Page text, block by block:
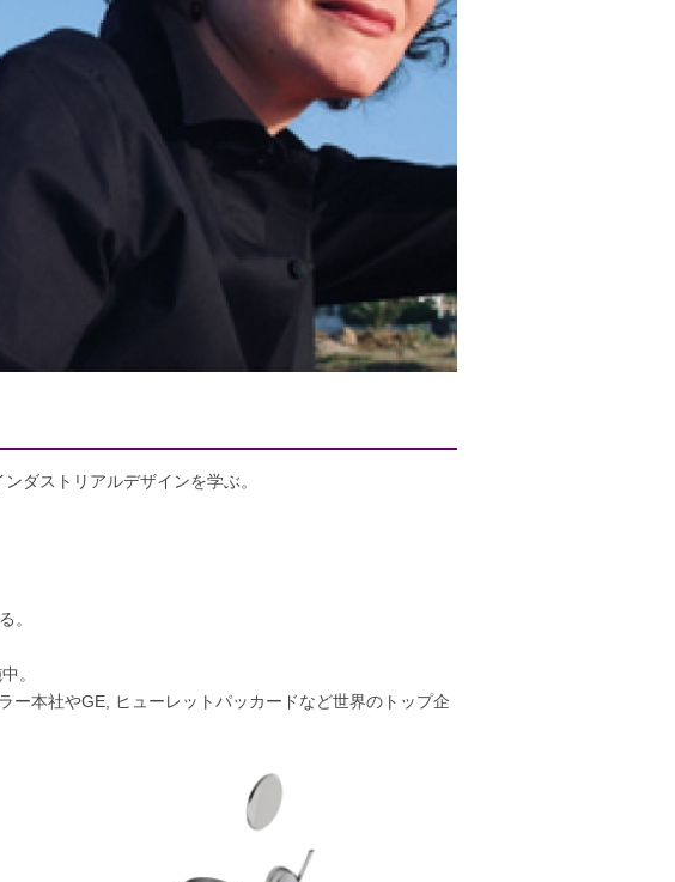
ダストリアルデザインを学ぶ。
。
。
ー本社やGE, ヒューレットパッカードなど世界のトップ企